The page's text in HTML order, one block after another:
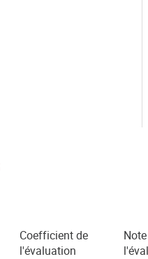
Coefficient de
l'évaluation